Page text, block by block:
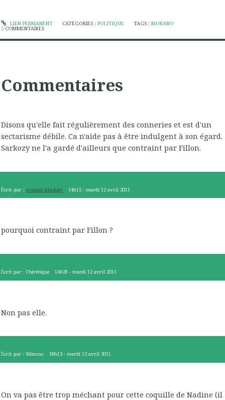
LIEN PERMANENT CATÉGORIES : POLITIQUE TAGS :MORANO
5 COMMENTAIRES
Commentaires
Disons qu'elle fait régulièrement des conneries et est d'un
sectarisme débile. Ca n'aide pas à être indulgent à son égard.
Sarkozy ne l'a gardé d'ailleurs que contraint par Fillon.
Écrit par : romain blachier 14h15 -mardi 12 avril 2011
pourquoi contraint par Fillon ?
Écrit par : l'hérétique 14h29 -mardi 12 avril 2011
Non pas elle.
Écrit par : Bdnono 18h13 -mardi 12 avril 2011
On va pas être trop méchant pour cette coquille de Nadine (il